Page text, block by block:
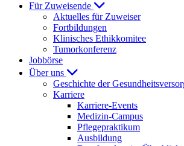
Für Zuweisende
Aktuelles für Zuweiser
Fortbildungen
Klinisches Ethikkomitee
Tumorkonferenz
Jobbörse
Über uns
Geschichte der
Karriere
Karriere-Events
Medizin-Campus
Pflegepraktikum
Ausbildung